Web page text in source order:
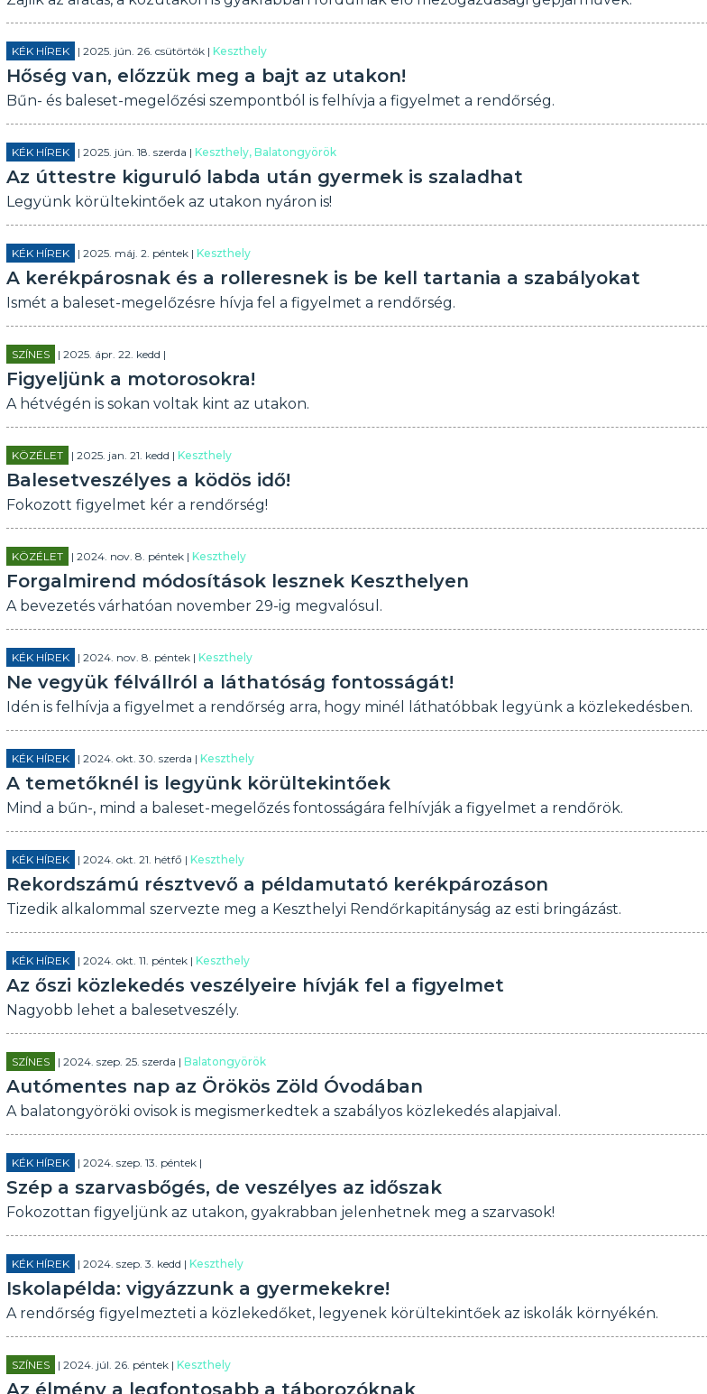
KÉK HÍREK | 2025. jún. 26. csütörtök | Keszthely
Hőség van, előzzük meg a bajt az utakon!
Bűn- és baleset-megelőzési szempontból is felhívja a figyelmet a rendőrség.
KÉK HÍREK | 2025. jún. 18. szerda | Keszthely, Balatongyörök
Az úttestre kiguruló labda után gyermek is szaladhat
Legyünk körültekintőek az utakon nyáron is!
KÉK HÍREK | 2025. máj. 2. péntek | Keszthely
A kerékpárosnak és a rolleresnek is be kell tartania a szabályokat
Ismét a baleset-megelőzésre hívja fel a figyelmet a rendőrség.
SZÍNES | 2025. ápr. 22. kedd |
Figyeljünk a motorosokra!
A hétvégén is sokan voltak kint az utakon.
KÖZÉLET | 2025. jan. 21. kedd | Keszthely
Balesetveszélyes a ködös idő!
Fokozott figyelmet kér a rendőrség!
KÖZÉLET | 2024. nov. 8. péntek | Keszthely
Forgalmirend módosítások lesznek Keszthelyen
A bevezetés várhatóan november 29-ig megvalósul.
KÉK HÍREK | 2024. nov. 8. péntek | Keszthely
Ne vegyük félvállról a láthatóság fontosságát!
Idén is felhívja a figyelmet a rendőrség arra, hogy minél láthatóbbak legyünk a közlekedésben.
KÉK HÍREK | 2024. okt. 30. szerda | Keszthely
A temetőknél is legyünk körültekintőek
Mind a bűn-, mind a baleset-megelőzés fontosságára felhívják a figyelmet a rendőrök.
KÉK HÍREK | 2024. okt. 21. hétfő | Keszthely
Rekordszámú résztvevő a példamutató kerékpározáson
Tizedik alkalommal szervezte meg a Keszthelyi Rendőrkapitányság az esti bringázást.
KÉK HÍREK | 2024. okt. 11. péntek | Keszthely
Az őszi közlekedés veszélyeire hívják fel a figyelmet
Nagyobb lehet a balesetveszély.
SZÍNES | 2024. szep. 25. szerda | Balatongyörök
Autómentes nap az Örökös Zöld Óvodában
A balatongyöröki ovisok is megismerkedtek a szabályos közlekedés alapjaival.
KÉK HÍREK | 2024. szep. 13. péntek |
Szép a szarvasbőgés, de veszélyes az időszak
Fokozottan figyeljünk az utakon, gyakrabban jelenhetnek meg a szarvasok!
KÉK HÍREK | 2024. szep. 3. kedd | Keszthely
Iskolapélda: vigyázzunk a gyermekekre!
A rendőrség figyelmezteti a közlekedőket, legyenek körültekintőek az iskolák környékén.
SZÍNES | 2024. júl. 26. péntek | Keszthely
Az élmény a legfontosabb a táborozóknak